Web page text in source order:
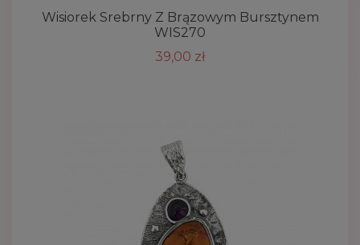
Wisiorek Srebrny Z Brązowym Bursztynem
WIS270
39,00 zł